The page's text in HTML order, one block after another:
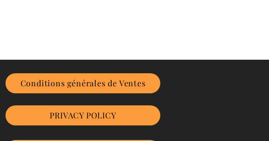
Conditions générales de Ventes
PRIVACY POLICY